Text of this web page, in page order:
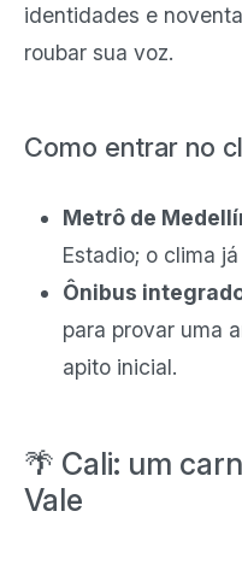
identidades e
roubar sua voz.
Como entrar no
Metrô de
Estadio; o clima
Ônibus
para provar uma
apito inicial.
🌴 Cali: um
Vale